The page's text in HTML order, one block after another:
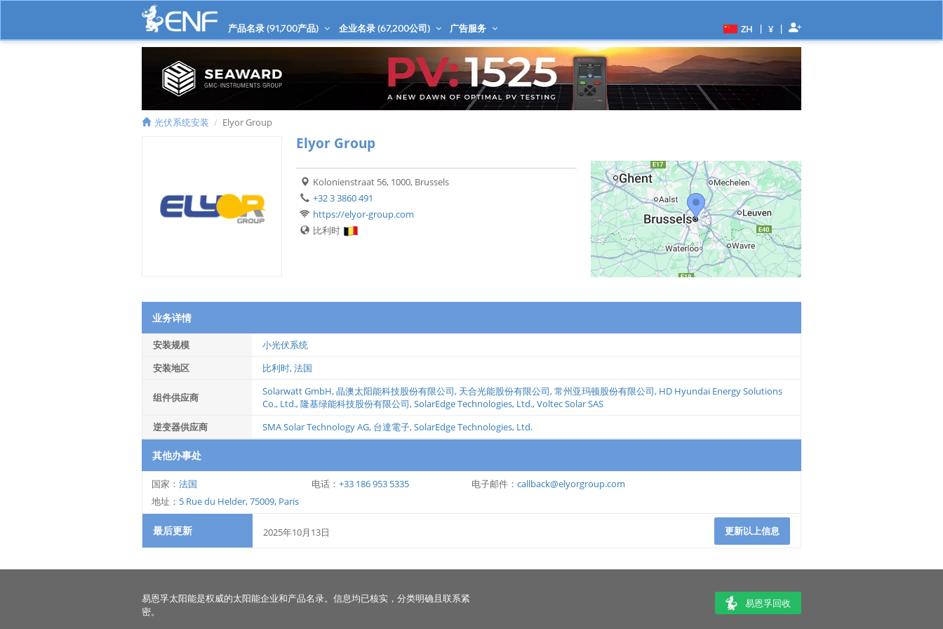
产品名录 (91,700产品) 企业名录 (67,200公司) 广告服务 ZH | ¥ |
光伏系统安装 Elyor Group
Elyor Group
Kolonienstraat 56, 1000, Brussels
+32 3 3860 491
https://elyor-group.com
比利时
业务详情
安装规模
小光伏系统
安装地区
比利时, 法国
组件供应商 Solarwatt GmbH,晶澳太阳能科技股份有限公司, 天合光能股份有限公司,常州亚玛顿股份有限公司, HD Hyundai Energy Solutions
Co., Ltd.,隆基绿能科技股份有限公司,SolarEdge Technologies, Ltd.,Voltec Solar SAS
逆变器供应商
SMA Solar Technology AG, 台達電子,SolarEdge Technologies, Ltd.
其他办事处
国家： 法国 电话： +33 186 953 5335 电子邮件： callback@elyorgroup.com
地址： 5 Rue du Helder, 75009, Paris
最后更新 2025年10月13日 更新以上信息
易恩孚太阳能是权威的太阳能企业和产品名录。信息均已核实，分类明确且联系紧
密。
易恩孚回收